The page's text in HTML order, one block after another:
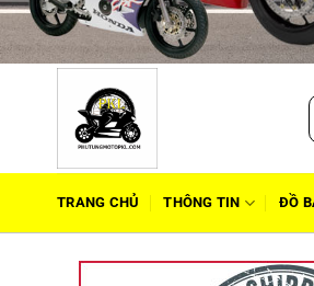
TRANG CHỦ THÔNG TIN ĐỒ